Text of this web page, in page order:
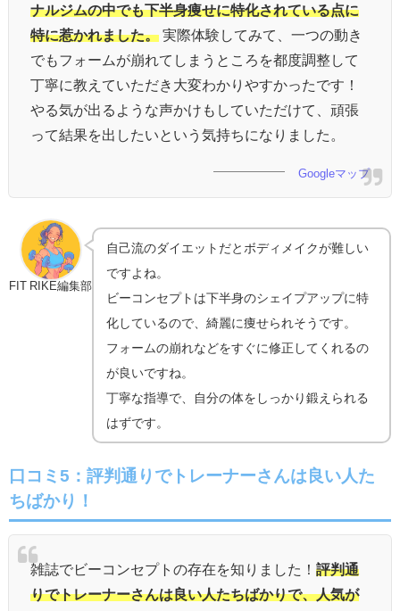
ナルジムの中でも下半身痩せに特化されている点に
特に惹かれました。 実際体験してみて、一つの動き
でもフォームが崩れてしまうところを都度調整して
丁寧に教えていただき大変わかりやすかったです！
やる気が出るような声かけもしていただけて、頑張
って結果を出したいという気持ちになりました。
Googleマップ
FIT RIKE編集部
自己流のダイエットだとボディメイクが難しい
ですよね。
ビーコンセプトは下半身のシェイプアップに特
化しているので、綺麗に痩せられそうです。
フォームの崩れなどをすぐに修正してくれるの
が良いですね。
丁寧な指導で、自分の体をしっかり鍛えられる
はずです。
口コミ5： 評判通りでトレーナーさんは良い人た
ちばかり！
雑誌でビーコンセプトの存在を知りました！ 評判通
りでトレーナーさんは良い人たちばかりで、人気が